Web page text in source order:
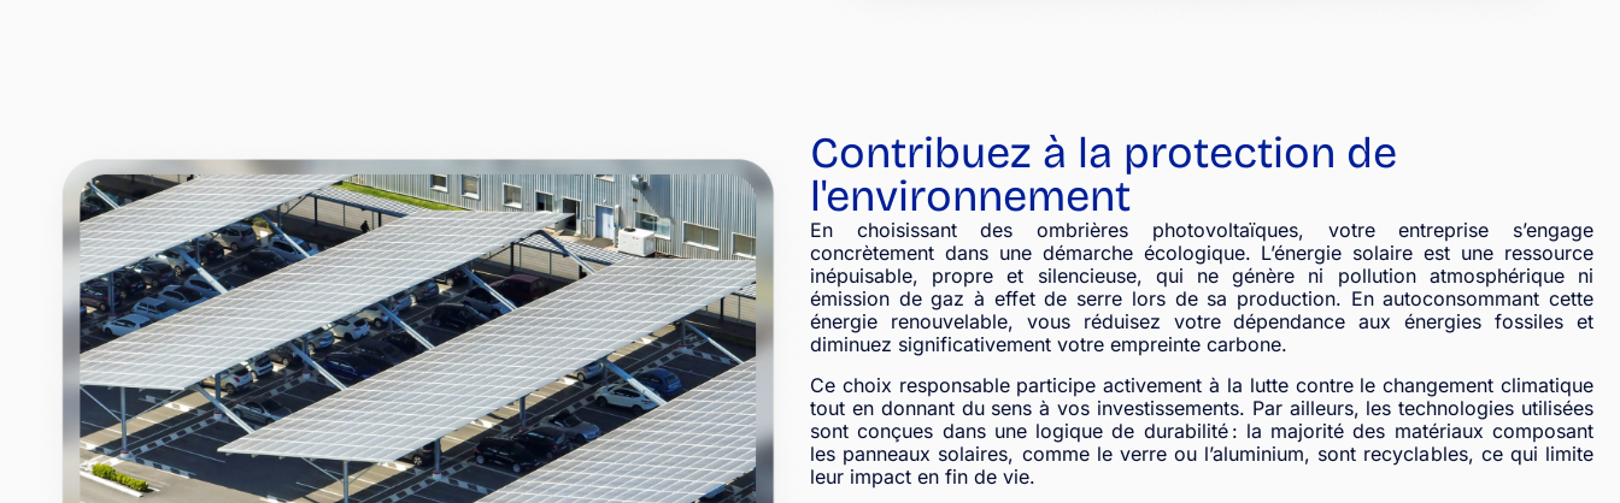
Contribuez à la protection de
l'environnement
En choisissant des ombrières photovoltaïques, votre entreprise s’engage
concrètement dans une démarche écologique. L’énergie solaire est une ressource
inépuisable, propre et silencieuse, qui ne génère ni pollution atmosphérique ni
émission de gaz à effet de serre lors de sa production. En autoconsommant cette
énergie renouvelable, vous réduisez votre dépendance aux énergies fossiles et
diminuez significativement votre empreinte carbone.
Ce choix responsable participe activement à la lutte contre le changement climatique
tout en donnant du sens à vos investissements. Par ailleurs, les technologies utilisées
sont conçues dans une logique de durabilité : la majorité des matériaux composant
les panneaux solaires, comme le verre ou l’aluminium, sont recyclables, ce qui limite
leur impact en fin de vie.